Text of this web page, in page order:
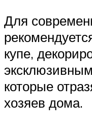
Для
купе,
которые
хозяев дома.